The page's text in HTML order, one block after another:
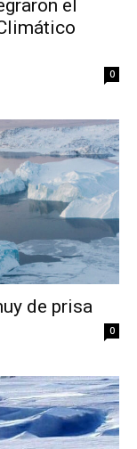
el
0
de prisa
0